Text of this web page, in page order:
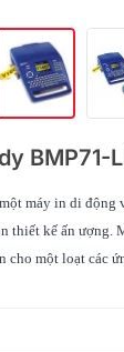
BMP71-
máy in di động
thiết kế ấn ượng.
cho một loạt các